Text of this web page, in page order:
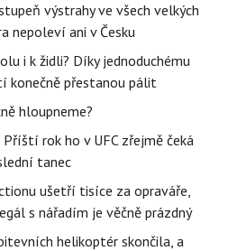
výstrahy ve všech velkých
nepoleví ani v Česku
i k židli? Díky jednoduchému
konečně přestanou pálit
hloupneme?
Příští rok ho v UFC zřejmě čeká
tanec
ušetří tisíce za opraváře,
s nářadím je věčně prázdný
helikoptér skončila, a